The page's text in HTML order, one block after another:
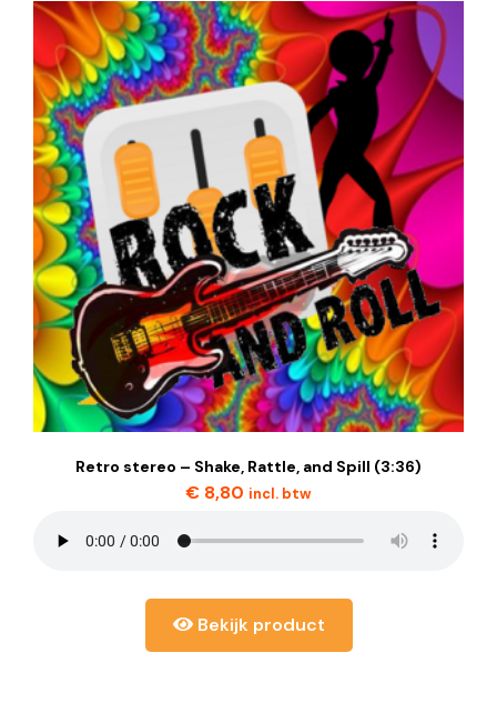
Retro stereo – Shake, Rattle, and Spill (3:36)
€ 8,80 incl. btw
Bekijk product